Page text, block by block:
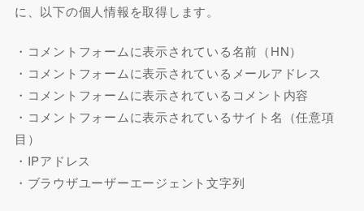
に、以下の個人情報を取得します。
・コメントフォームに表示されている名前（HN）
・コメントフォームに表示されているメールアドレス
・コメントフォームに表示されているコメント内容
・コメントフォームに表示されているサイト名（任意項
目）
・IPアドレス
・ブラウザユーザーエージェント文字列